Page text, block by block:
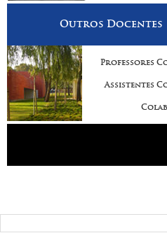
Outros Docentes
Professores
Assistentes